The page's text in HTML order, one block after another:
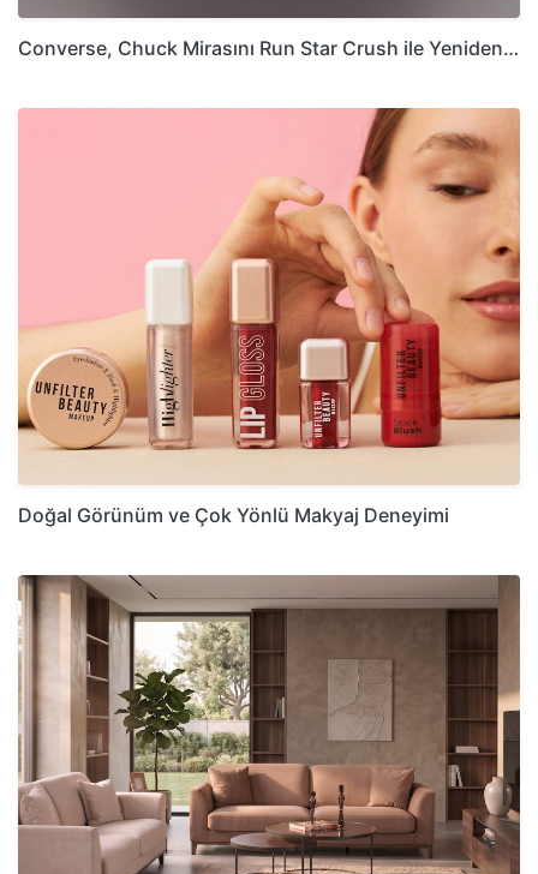
Converse, Chuck Mirasını Run Star Crush ile Yeniden…
Doğal Görünüm ve Çok Yönlü Makyaj Deneyimi